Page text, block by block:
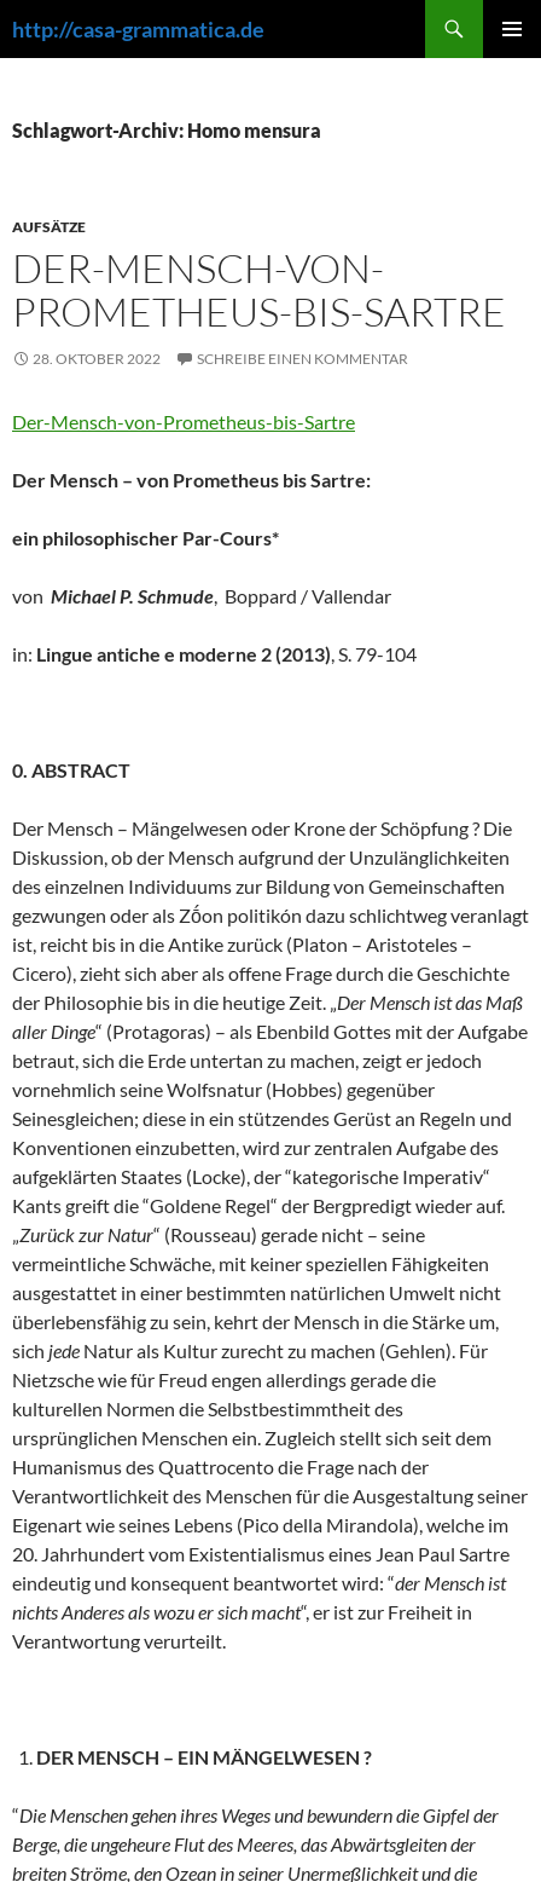
Inhalt
http://casa-grammatica.de
Schlagwort-Archiv: Homo mensura
AUFSÄTZE
DER-MENSCH-VON-
PROMETHEUS-BIS-SARTRE
28. OKTOBER 2022 SCHREIBE EINEN KOMMENTAR
Der-Mensch-von-Prometheus-bis-Sartre
Der Mensch – von Prometheus bis Sartre:
ein philosophischer Par-Cours*
von Michael P. Schmude, Boppard / Vallendar
in: Lingue antiche e moderne 2 (2013), S. 79-104
0. ABSTRACT
Der Mensch – Mängelwesen oder Krone der Schöpfung ? Die
Diskussion, ob der Mensch aufgrund der Unzulänglichkeiten
des einzelnen Individuums zur Bildung von Gemeinschaften
gezwungen oder als Zṓon politikón dazu schlichtweg veranlagt
ist, reicht bis in die Antike zurück (Platon – Aristoteles –
Cicero), zieht sich aber als offene Frage durch die Geschichte
der Philosophie bis in die heutige Zeit. „Der Mensch ist das Maß
aller Dinge“ (Protagoras) – als Ebenbild Gottes mit der Aufgabe
betraut, sich die Erde untertan zu machen, zeigt er jedoch
vornehmlich seine Wolfsnatur (Hobbes) gegenüber
Seinesgleichen; diese in ein stützendes Gerüst an Regeln und
Konventionen einzubetten, wird zur zentralen Aufgabe des
aufgeklärten Staates (Locke), der “kategorische Imperativ“
Kants greift die “Goldene Regel“ der Bergpredigt wieder auf.
„Zurück zur Natur“ (Rousseau) gerade nicht – seine
vermeintliche Schwäche, mit keiner speziellen Fähigkeiten
ausgestattet in einer bestimmten natürlichen Umwelt nicht
überlebensfähig zu sein, kehrt der Mensch in die Stärke um,
sich jede Natur als Kultur zurecht zu machen (Gehlen). Für
Nietzsche wie für Freud engen allerdings gerade die
kulturellen Normen die Selbstbestimmtheit des
ursprünglichen Menschen ein. Zugleich stellt sich seit dem
Humanismus des Quattrocento die Frage nach der
Verantwortlichkeit des Menschen für die Ausgestaltung seiner
Eigenart wie seines Lebens (Pico della Mirandola), welche im
20. Jahrhundert vom Existentialismus eines Jean Paul Sartre
eindeutig und konsequent beantwortet wird: “der Mensch ist
nichts Anderes als wozu er sich macht“, er ist zur Freiheit in
Verantwortung verurteilt.
DER MENSCH – EIN MÄNGELWESEN ?
“Die Menschen gehen ihres Weges und bewundern die Gipfel der
Berge, die ungeheure Flut des Meeres, das Abwärtsgleiten der
breiten Ströme, den Ozean in seiner Unermeßlichkeit und die